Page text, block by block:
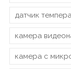
датчик
камера
камера с